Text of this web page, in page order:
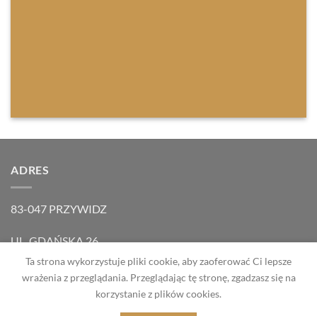
ADRES
83-047 PRZYWIDZ
UL. GDAŃSKA 26
WOJ. POMORSKIE
Ta strona wykorzystuje pliki cookie, aby zaoferować Ci lepsze
wrażenia z przeglądania. Przeglądając tę stronę, zgadzasz się na
korzystanie z plików cookies.